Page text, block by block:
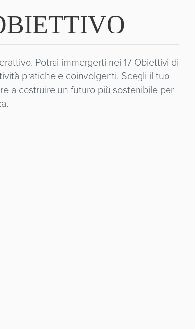
Potrai immergerti nei 17 Obiettivi di
pratiche e coinvolgenti. Scegli il tuo
a costruire un futuro più sostenibile per